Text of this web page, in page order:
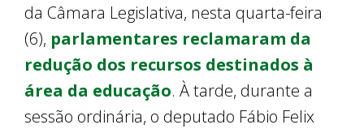
da Câmara Legislativa, nesta quarta-feira
(6), parlamentares reclamaram da
redução dos recursos destinados à
área da educação. À tarde, durante a
sessão ordinária, o deputado Fábio Felix